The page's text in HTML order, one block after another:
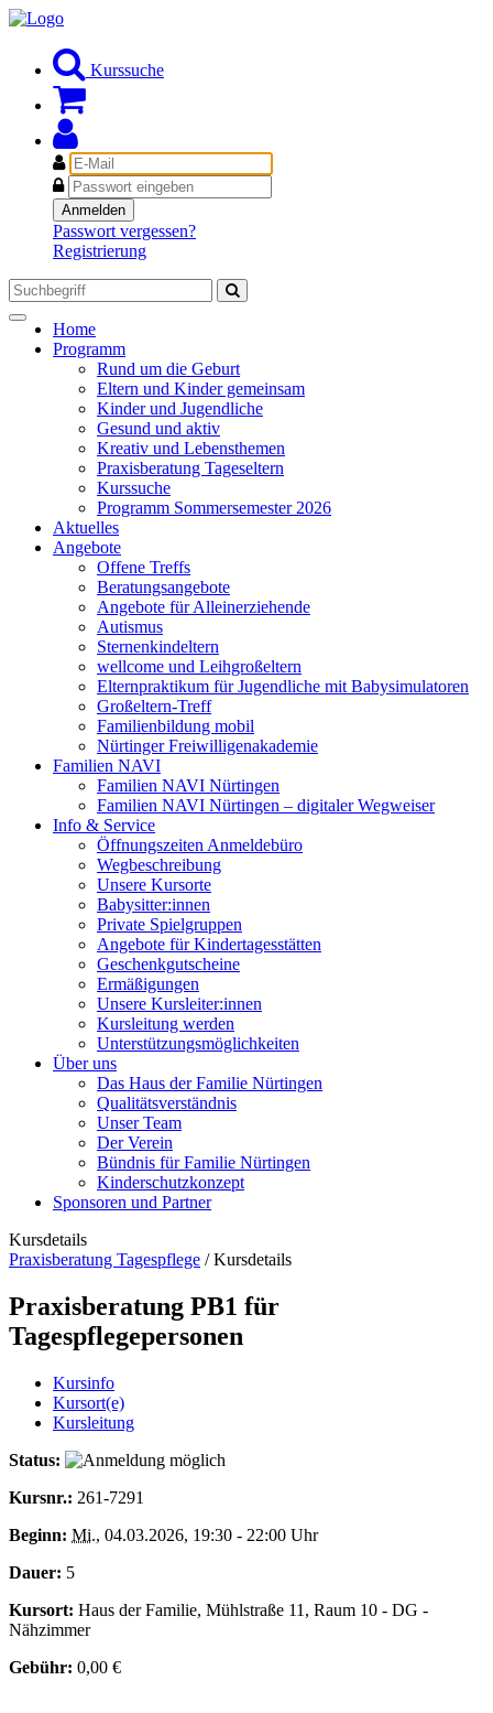
Kurssuche
E-
Mail
Passwort
Anmelden
Passwort vergessen?
Registrierung
Toggle
navigation
Home
Programm
Rund um die Geburt
Eltern und Kinder gemeinsam
Kinder und Jugendliche
Gesund und aktiv
Kreativ und Lebensthemen
Praxisberatung Tageseltern
Kurssuche
Programm Sommersemester 2026
Aktuelles
Angebote
Offene Treffs
Beratungsangebote
Angebote für Alleinerziehende
Autismus
Sternenkindeltern
wellcome und Leihgroßeltern
Elternpraktikum für Jugendliche mit Babysimulatoren
Großeltern-Treff
Familienbildung mobil
Nürtinger Freiwilligenakademie
Familien NAVI
Familien NAVI Nürtingen
Familien NAVI Nürtingen – digitaler Wegweiser
Info & Service
Öffnungszeiten Anmeldebüro
Wegbeschreibung
Unsere Kursorte
Babysitter:innen
Private Spielgruppen
Angebote für Kindertagesstätten
Geschenkgutscheine
Ermäßigungen
Unsere Kursleiter:innen
Kursleitung werden
Unterstützungsmöglichkeiten
Über uns
Das Haus der Familie Nürtingen
Qualitätsverständnis
Unser Team
Der Verein
Bündnis für Familie Nürtingen
Kinderschutzkonzept
Sponsoren und Partner
Kursdetails
Praxisberatung Tagespflege /Kursdetails
Praxisberatung PB1 für
Tagespflegepersonen
Kursinfo
Kursort(e)
Kursleitung
Status:
Kursnr.: 261-7291
Beginn: Mi., 04.03.2026, 19:30 - 22:00 Uhr
Dauer: 5
Kursort: Haus der Familie, Mühlstraße 11, Raum 10 - DG -
Nähzimmer
Gebühr: 0,00 €